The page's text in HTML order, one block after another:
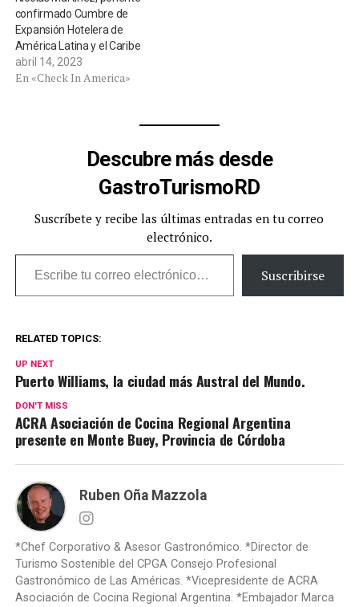
confirmado Cumbre de
Expansión Hotelera de
América Latina y el Caribe
abril 14, 2023
En «Check In America»
Descubre más desde
GastroTurismoRD
Suscríbete y recibe las últimas entradas en tu correo
electrónico.
Escribe tu correo electrónico…
Suscribirse
RELATED TOPICS:
UP NEXT
Puerto Williams, la ciudad más Austral del Mundo.
DON'T MISS
ACRA Asociación de Cocina Regional Argentina
presente en Monte Buey, Provincia de Córdoba
Ruben Oña Mazzola
*Chef Corporativo & Asesor Gastronómico. *Director de
Turismo Sostenible del CPGA Consejo Profesional
Gastronómico de Las Américas. *Vicepresidente de ACRA
Asociación de Cocina Regional Argentina. *Embajador Marca